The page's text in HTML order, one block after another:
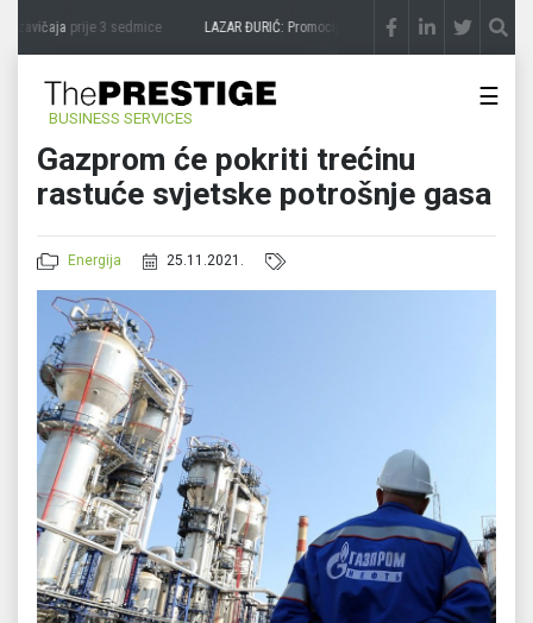
zavičajaprije 3 sedmice LAZAR ĐURIĆ: Promocija potencijal pretvara u destinaciju
BUSINESS SERVICES
☰
Gazprom će pokriti trećinu
rastuće svjetske potrošnje gasa
Energija 25.11.2021.